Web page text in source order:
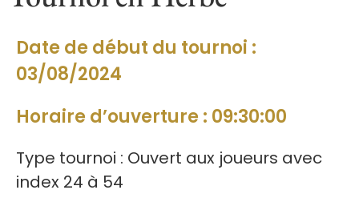
Date de début du tournoi :
03/08/2024
Horaire d’ouverture : 09:30:00
Type tournoi : Ouvert aux joueurs avec
index 24 à 54